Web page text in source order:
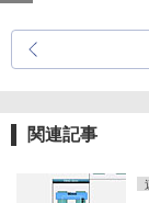
関連記事